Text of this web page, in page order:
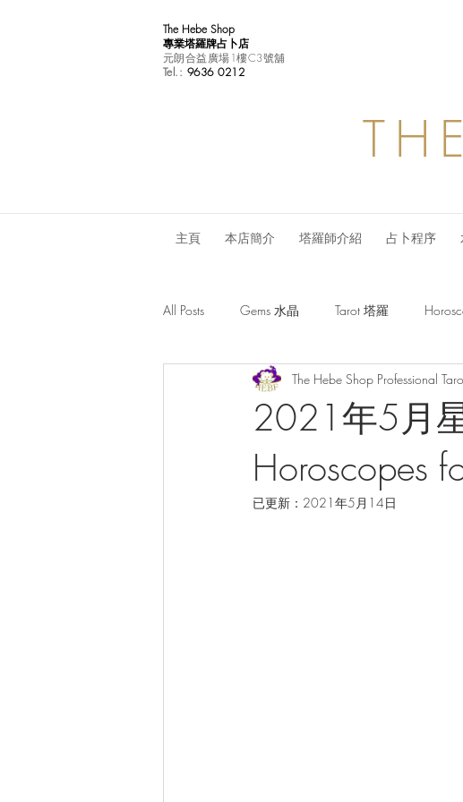
The Hebe Shop
專業塔羅牌占卜店
元朗合益廣場1樓C3號舖
Tel.: 9636 0212
主頁 本店簡介 塔羅師介紹 占卜程序
All Posts Gems 水晶 Tarot 塔羅
Monthly Horoscope 每月星座運程
2021年5月
Horoscopes
The Hebe Shop Professional
已更新： 2021年5月14日